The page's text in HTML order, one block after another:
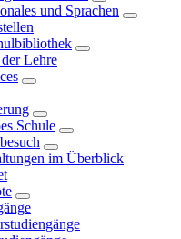
und Sprachen
Lehre
Schule
im Überblick